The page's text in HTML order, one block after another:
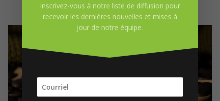
Inscrivez-vous à notre liste de diffusion pour
recevoir les dernières nouvelles et mises à
jour de notre équipe.